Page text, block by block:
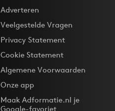
Adverteren
Veelgestelde Vragen
Privacy Statement
Cookie Statement
Algemene Voorwaarden
Onze app
Maak Adformatie.nl je
Google-favoriet